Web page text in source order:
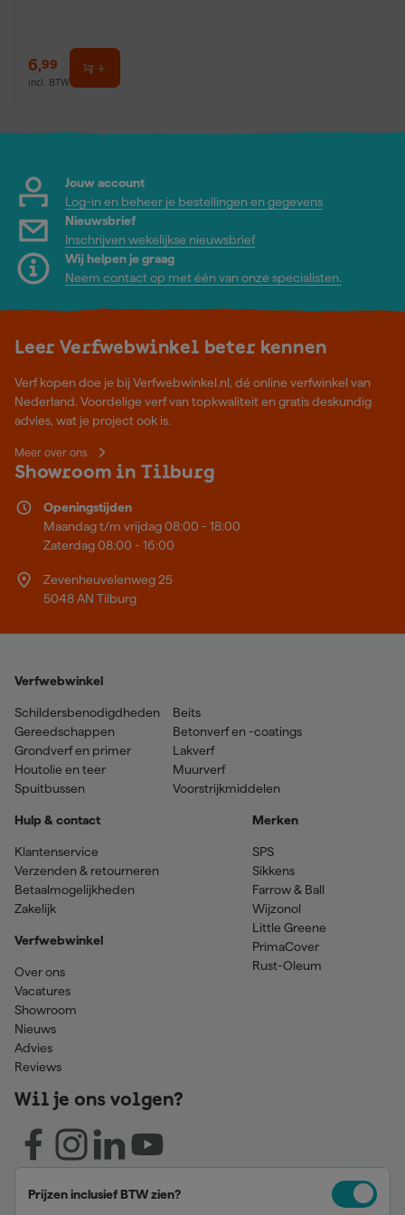
6,99
incl. BTW
Jouw account
Log-in en beheer je bestellingen en gegevens
Nieuwsbrief
Inschrijven wekelijkse nieuwsbrief
Wij helpen je graag
Neem contact op met één van onze specialisten.
Leer Verfwebwinkel beter kennen
Verf kopen doe je bij Verfwebwinkel.nl, dé online verfwinkel van
Nederland. Voordelige verf van topkwaliteit en gratis deskundig
advies, wat je project ook is.
Meer over ons
Showroom in Tilburg
Openingstijden
Maandag t/m vrijdag 08:00 - 18:00
Zaterdag 08:00 - 16:00
Zevenheuvelenweg 25
5048 AN Tilburg
Verfwebwinkel
Schildersbenodigdheden
Gereedschappen
Grondverf en primer
Houtolie en teer
Spuitbussen
Beits
Betonverf en -coatings
Lakverf
Muurverf
Voorstrijkmiddelen
Hulp & contact
Klantenservice
Verzenden & retourneren
Betaalmogelijkheden
Zakelijk
Verfwebwinkel
Over ons
Vacatures
Showroom
Nieuws
Advies
Reviews
Merken
SPS
Sikkens
Farrow & Ball
Wijzonol
Little Greene
PrimaCover
Rust-Oleum
Wil je ons volgen?
Prijzen inclusief BTW zien?